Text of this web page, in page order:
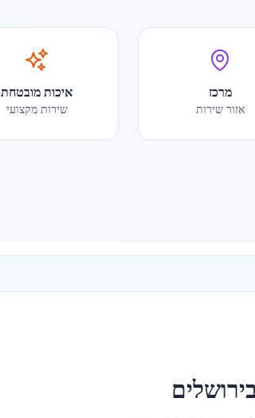
מרכז
אזור שירות
איכות מובטחת
שירות מקצועי
ירושלים